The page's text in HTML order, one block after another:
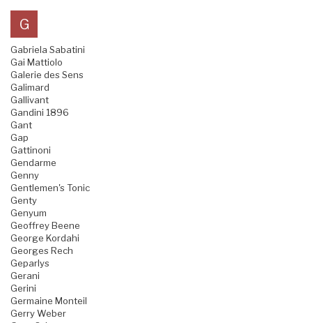
G
Gabriela Sabatini
Gai Mattiolo
Galerie des Sens
Galimard
Gallivant
Gandini 1896
Gant
Gap
Gattinoni
Gendarme
Genny
Gentlemen's Tonic
Genty
Genyum
Geoffrey Beene
George Kordahi
Georges Rech
Geparlys
Gerani
Gerini
Germaine Monteil
Gerry Weber